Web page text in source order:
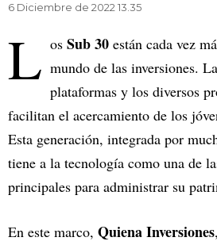
6 Diciembre de 2022 13.35
L os Sub 30 están cada vez
mundo de las inversiones.
plataformas y los diversos
facilitan el acercamiento de los
Esta generación, integrada por
tiene a la tecnología como una de
principales para administrar su
En este marco, Quiena Inversiones